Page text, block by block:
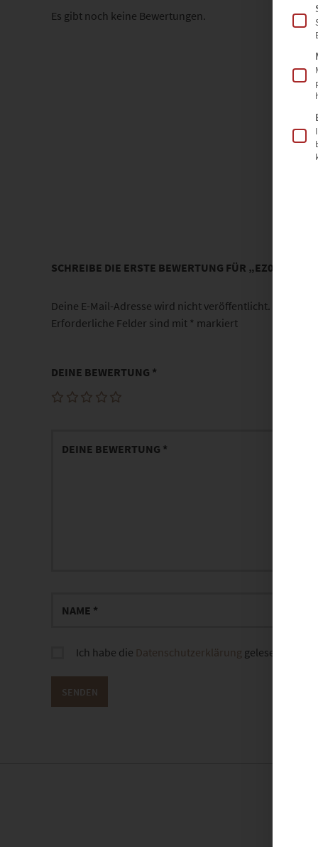
Es gibt noch keine Bewertungen.
SCHREIBE DIE ERSTE BEWERTUNG FÜR „EZ00406
Deine E-Mail-Adresse wird nicht veröffentlicht.
Erforderliche Felder sind mit * markiert
DEINE BEWERTUNG *
Ich habe die Datenschutzerklärung gelesen und